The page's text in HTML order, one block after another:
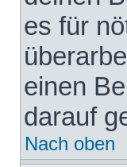
es für
einen
darauf
Nach oben